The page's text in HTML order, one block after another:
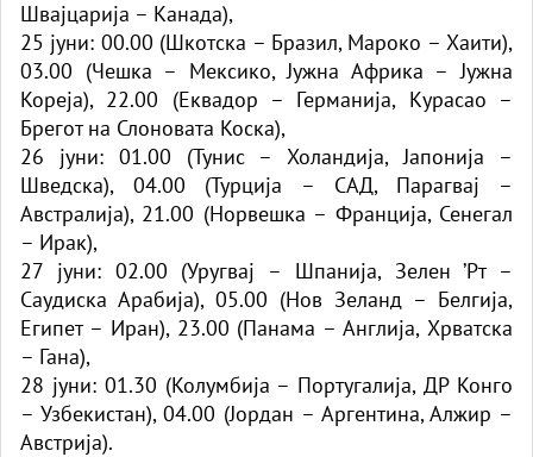
Швајцарија – Канада),
25 јуни: 00.00 (Шкотска – Бразил, Мароко – Хаити),
03.00 (Чешка – Мексико, Јужна Африка – Јужна
Кореја), 22.00 (Еквадор – Германија, Курасао –
Брегот на Слоновата Коска),
26 јуни: 01.00 (Тунис – Холандија, Јапонија –
Шведска), 04.00 (Турција – САД, Парагвај –
Австралија), 21.00 (Норвешка – Франција, Сенегал
– Ирак),
27 јуни: 02.00 (Уругвај – Шпанија, Зелен ’Рт –
Саудиска Арабија), 05.00 (Нов Зеланд – Белгија,
Египет – Иран), 23.00 (Панама – Англија, Хрватска
– Гана),
28 јуни: 01.30 (Колумбија – Португалија, ДР Конго
– Узбекистан), 04.00 (Јордан – Аргентина, Алжир –
Австрија).